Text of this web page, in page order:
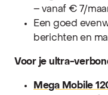
– vanaf € 7/
Een goed
berichten en
Voor je ultra-
Mega Mobile